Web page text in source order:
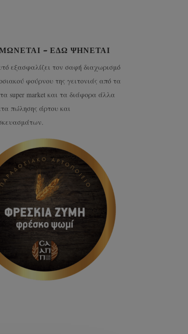
– ΕΔΏ ΨΉΝΕΤΑΙ
εξασφαλίζει τον σαφή διαχωρισμό
φούρνου της γειτονιάς από τα
super market και τα διάφορα άλλα
πώλησης άρτου και